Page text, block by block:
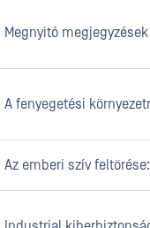
Megnyitó megjegyzések
A fenyegetési
Az emberi szív